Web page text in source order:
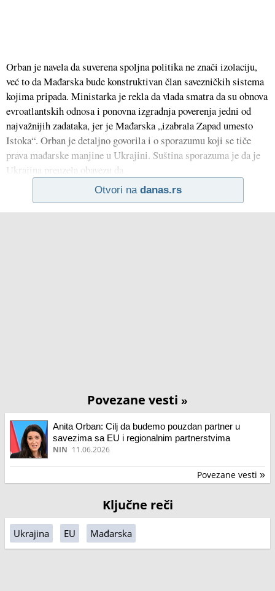
Orban je navela da suverena spoljna politika ne znači izolaciju,
već to da Mađarska bude konstruktivan član savezničkih sistema
kojima pripada. Ministarka je rekla da vlada smatra da su obnova
evroatlantskih odnosa i ponovna izgradnja poverenja jedni od
najvažnijih zadataka, jer je Mađarska „izabrala Zapad umesto
Istoka“. Orban je detaljno govorila i o sporazumu koji se tiče
prava mađarske manjine u Ukrajini. Suština sporazuma je da je
Ukrajina preuzela obavezu da
Otvori na danas.rs
Povezane vesti »
Anita Orban: Cilj da budemo pouzdan partner u
savezima sa EU i regionalnim partnerstvima
NIN 11.06.2026
Povezane vesti »
Ključne reči
Ukrajina EU Mađarska